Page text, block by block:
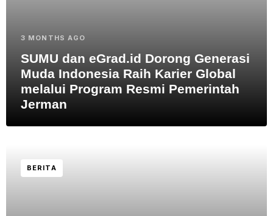
3 MONTHS AGO
SUMU dan eGrad.id Dorong Generasi
Muda Indonesia Raih Karier Global
melalui Program Resmi Pemerintah
Jerman
BERITA